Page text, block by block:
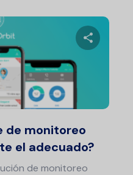
de monitoreo
el adecuado?
de monitoreo